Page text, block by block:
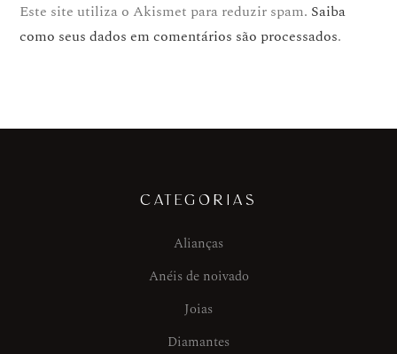
Este site utiliza o Akismet para reduzir spam. Saiba
como seus dados em comentários são processados.
CATEGORIAS
Alianças
Anéis de noivado
Joias
Diamantes